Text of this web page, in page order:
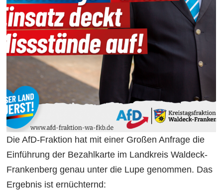
Die AfD-Fraktion hat mit einer Großen Anfrage die
Einführung der Bezahlkarte im Landkreis Waldeck-
Frankenberg genau unter die Lupe genommen. Das
Ergebnis ist ernüchternd: